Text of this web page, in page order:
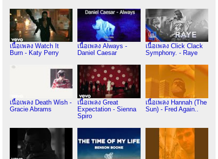
เนื้อเพลง Watch It
Burn - Katy Perry
เนื้อเพลง Always -
Daniel Caesar
เนื้อเพลง Click Clack
Symphony. - Raye
เนื้อเพลง Death Wish -
Gracie Abrams
เนื้อเพลง Great
Expectation - Sienna
Spiro
เนื้อเพลง Hannah (The
Sun) - Fred Again..